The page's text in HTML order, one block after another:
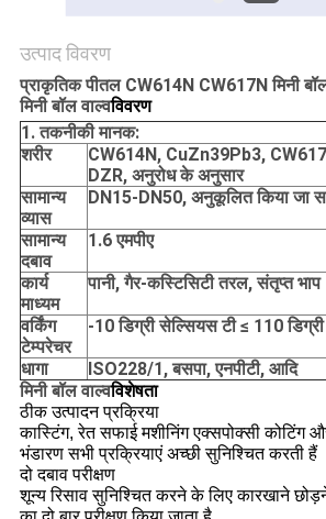
POLICY
उत्पाद विवरण
प्राकृतिक पीतल CW614N CW617N मिनी
मिनी बॉल वाल्वविवरण
1. तकनीकी मानक:
शरीर
CW614N, CuZn39Pb3,
DZR, अनुरोध के अनुसार
सामान्य
व्यास
DN15-DN50, अनुकूलित किया जा
सामान्य
दबाव
1.6 एमपीए
कार्य
माध्यम
पानी, गैर-कस्टिसिटी तरल, संतृप्त भाप
वर्किंग
टेम्परेचर
-10 डिग्री सेल्सियस टी ≤ 110
धागा
ISO228/1, बसपा, एनपीटी, आदि
मिनी बॉल वाल्वविशेषता
ठीक उत्पादन प्रक्रिया
कास्टिंग, रेत सफाई मशीनिंग एक्सपोक्सी कोटिंग
भंडारण सभी प्रक्रियाएं अच्छी सुनिश्चित करती हैं
दो दबाव परीक्षण
शून्य रिसाव सुनिश्चित करने के लिए कारखाने